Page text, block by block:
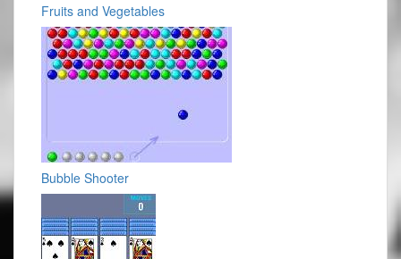
Fruits and Vegetables
Bubble Shooter